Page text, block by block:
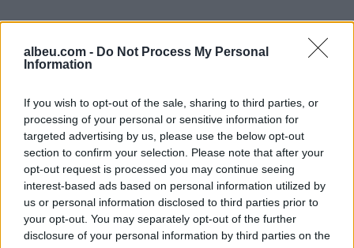
albeu.com - Do Not Process My Personal
Information
If you wish to opt-out of the sale, sharing to third parties, or
processing of your personal or sensitive information for
targeted advertising by us, please use the below opt-out
section to confirm your selection. Please note that after your
opt-out request is processed you may continue seeing
interest-based ads based on personal information utilized by
us or personal information disclosed to third parties prior to
your opt-out. You may separately opt-out of the further
disclosure of your personal information by third parties on the
Shtuarmë13.06.2024 08:21